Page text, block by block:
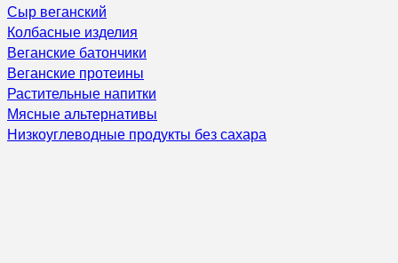
Сыр веганский
Колбасные изделия
Веганские батончики
Веганские протеины
Растительные напитки
Мясные альтернативы
Низкоуглеводные продукты без сахара